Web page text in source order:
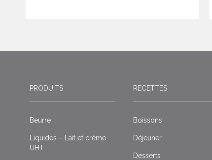
PRODUITS
Beurre
Liquides – Lait et crème
UHT
RECETTES
Boissons
Déjeuner
Desserts